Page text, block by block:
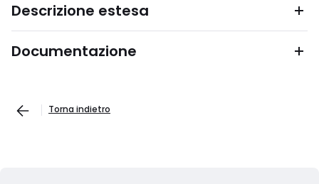
Descrizione estesa
Documentazione
Torna indietro